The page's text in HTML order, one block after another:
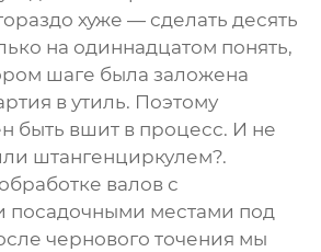
хуже — сделать десять
на одиннадцатом понять,
шаге была заложена
в утиль. Поэтому
быть вшит в процесс. И не
штангенциркулем?.
валов с
посадочными местами под
чернового точения мы